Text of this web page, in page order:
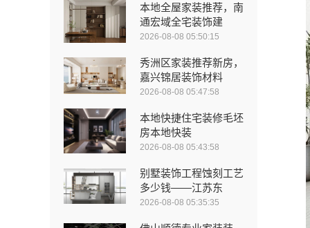
本地全屋家装推荐，南
通宏域全宅装饰建
2026-08-08 05:50:15
秀洲区家装推荐新房，
嘉兴锦居装饰材料
2026-08-08 05:47:58
本地快捷住宅装修毛坯
房本地快装
2026-08-08 05:43:58
别墅装饰工程蚀刻工艺
多少钱——江苏东
2026-08-08 05:35:35